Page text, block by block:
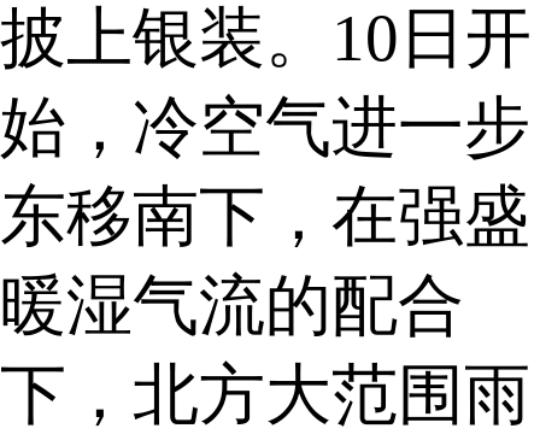
披上银装。10日开
始，冷空气进一步
东移南下，在强盛
暖湿气流的配合
下，北方大范围雨